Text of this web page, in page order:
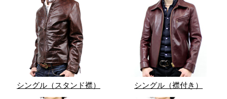
シングル（スタンド襟） シングル（襟付き）